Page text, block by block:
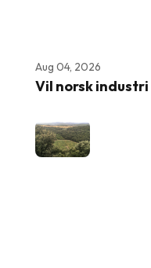
Aug 04, 2026
Vil norsk industri